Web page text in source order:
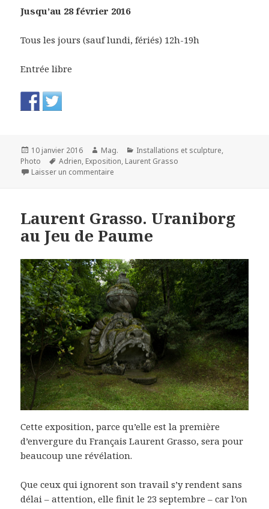
Jusqu’au 28 février 2016
Tous les jours (sauf lundi, fériés) 12h-19h
Entrée libre
Publié
le
10 janvier 2016 Auteur
Mag. Catégories
Installations et sculpture,
Photo
Mots-
clés
Adrien, Exposition, Laurent Grasso
Laisser un commentaire
Laurent Grasso. Uraniborg
au Jeu de Paume
Cette exposition, parce qu’elle est la première
d’envergure du Français Laurent Grasso, sera pour
beaucoup une révélation.
Que ceux qui ignorent son travail s’y rendent sans
délai – attention, elle finit le 23 septembre – car l’on